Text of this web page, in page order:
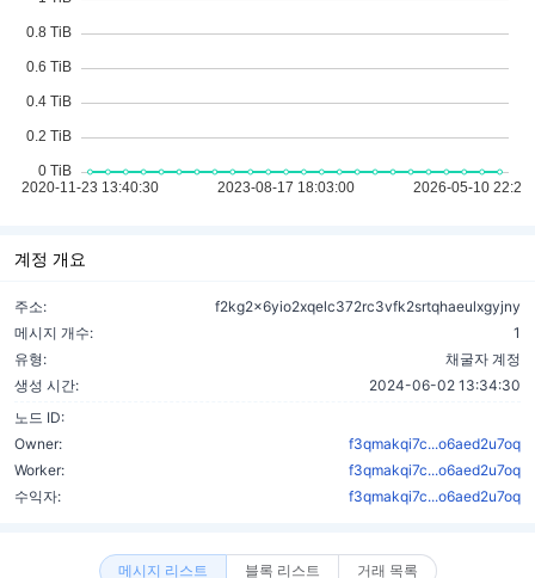
계정 개요
주소:
f2kg2x6yio2xqelc372rc3vfk2srtqhaeulxgyjny
메시지 개수:
1
유형:
채굴자 계정
생성 시간:
2024-06-02 13:34:30
노드 ID:
Owner:
f3qmakqi7c...o6aed2u7oq
Worker:
f3qmakqi7c...o6aed2u7oq
수익자:
f3qmakqi7c...o6aed2u7oq
메시지 리스트 블록 리스트 거래 목록